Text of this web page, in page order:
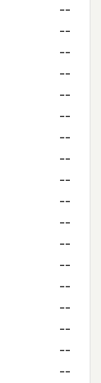
--
--
--
--
--
--
--
--
--
--
--
--
--
--
--
--
--
--